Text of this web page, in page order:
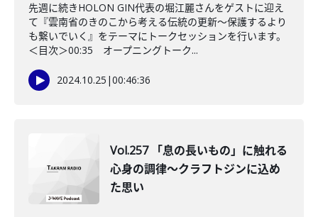
先週に続きHOLON GIN代表の堀江麗さんをゲストに迎え
て『雲南省のきのこから考える伝統の更新～保護するより
も繋いでいく』をテーマにトークセッションを行います。
＜目次＞00:35 オープニングトーク...
2024.10.25 |00:46:36
Vol.257 「息の長いもの」に触れる
心身の調律～クラフトジンに込め
た思い